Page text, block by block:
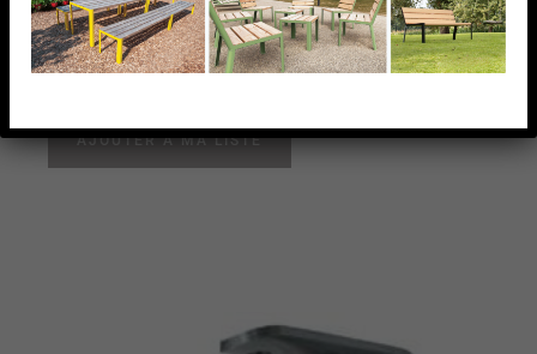
SUPPORT MAIN-COURANTE, MONTAGE
LATERAL,POUR D42,4MM, AISI304 BROSSE
AJOUTER À MA LISTE